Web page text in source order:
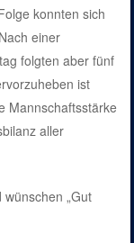
konnten sich
einer
folgten aber fünf
ist
Mannschaftsstärke
aller
„Gut